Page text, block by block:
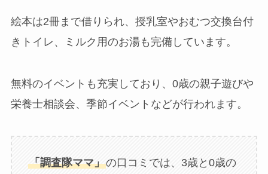
絵本は2冊まで借りられ、授乳室やおむつ交換台付
きトイレ、ミルク用のお湯も完備しています。
無料のイベントも充実しており、0歳の親子遊びや
栄養士相談会、季節イベントなどが行われます。
「調査隊ママ」の口コミでは、3歳と0歳の